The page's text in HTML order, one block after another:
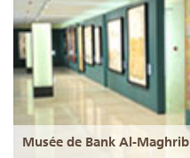
Musée de Bank Al-Maghrib